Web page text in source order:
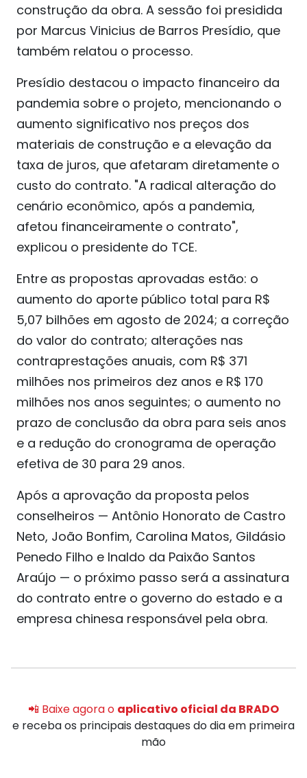
construção da obra. A sessão foi presidida
por Marcus Vinicius de Barros Presídio, que
também relatou o processo.
Presídio destacou o impacto financeiro da
pandemia sobre o projeto, mencionando o
aumento significativo nos preços dos
materiais de construção e a elevação da
taxa de juros, que afetaram diretamente o
custo do contrato. "A radical alteração do
cenário econômico, após a pandemia,
afetou financeiramente o contrato",
explicou o presidente do TCE.
Entre as propostas aprovadas estão: o
aumento do aporte público total para R$
5,07 bilhões em agosto de 2024; a correção
do valor do contrato; alterações nas
contraprestações anuais, com R$ 371
milhões nos primeiros dez anos e R$ 170
milhões nos anos seguintes; o aumento no
prazo de conclusão da obra para seis anos
e a redução do cronograma de operação
efetiva de 30 para 29 anos.
Após a aprovação da proposta pelos
conselheiros — Antônio Honorato de Castro
Neto, João Bonfim, Carolina Matos, Gildásio
Penedo Filho e Inaldo da Paixão Santos
Araújo — o próximo passo será a assinatura
do contrato entre o governo do estado e a
empresa chinesa responsável pela obra.
📲 Baixe agora o aplicativo oficial da BRADO
e receba os principais destaques do dia em primeira
mão